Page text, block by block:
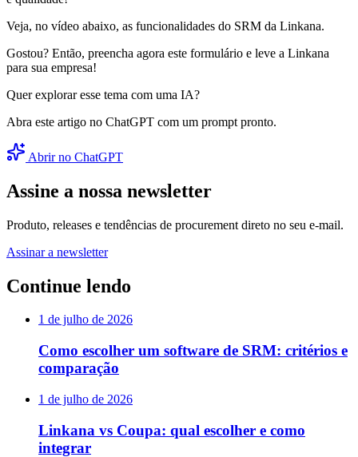
Veja, no vídeo abaixo, as funcionalidades do SRM da Linkana.
Gostou? Então, preencha agora este formulário e leve a Linkana
para sua empresa!
Quer explorar esse tema com uma IA?
Abra este artigo no ChatGPT com um prompt pronto.
Abrir no ChatGPT
Assine a nossa newsletter
Produto, releases e tendências de procurement direto no seu e-mail.
Assinar a newsletter
Continue lendo
1 de julho de 2026
Como escolher um software de SRM: critérios e
comparação
1 de julho de 2026
Linkana vs Coupa: qual escolher e como
integrar